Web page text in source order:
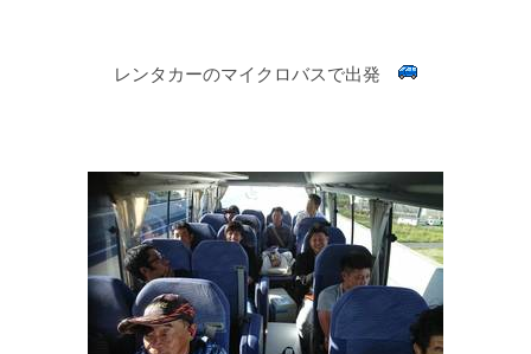
レンタカーのマイクロバスで出発